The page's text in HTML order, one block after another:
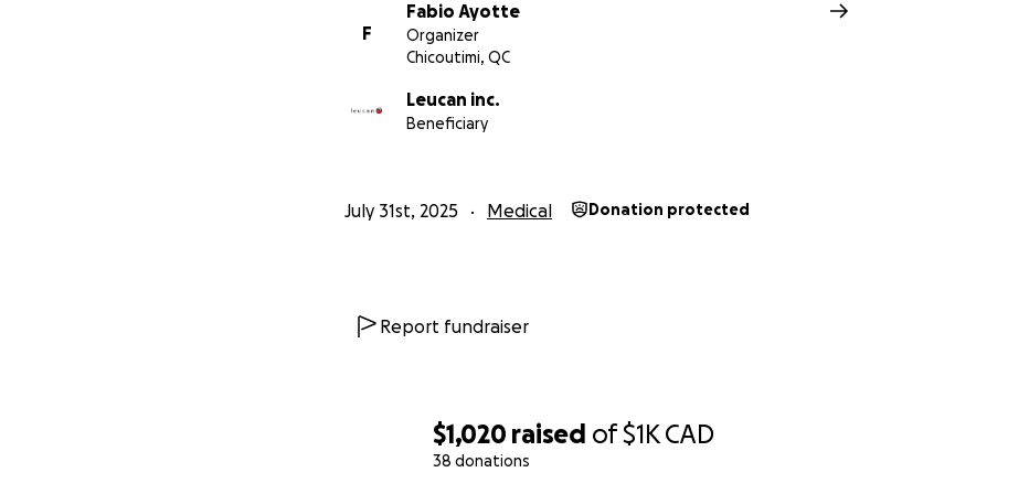
$1,020 raised of$1K CAD
38 donations
F
Fabio Ayotte
Organizer
Chicoutimi, QC
Leucan inc.
Beneficiary
July 31st, 2025 Medical Donation protected
Report fundraiser